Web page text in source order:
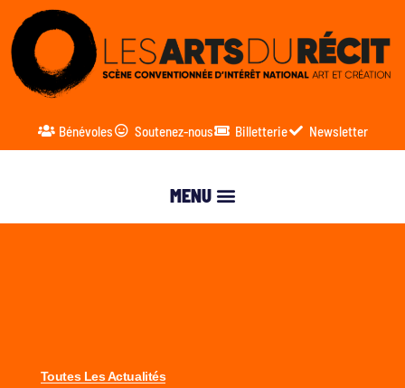
Bénévoles Soutenez-nous Billetterie Newsletter
Toutes Les Actualités